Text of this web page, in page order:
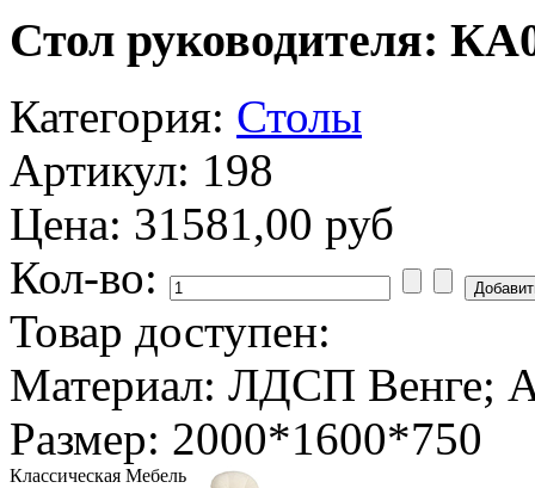
Стол руководителя:
Категория: Столы
Артикул: 198
Цена: 31581,00 руб
Кол-во:
Товар доступен:
Материал: ЛДСП Венге;
Размер: 2000*1600*750
Классическая Мебель